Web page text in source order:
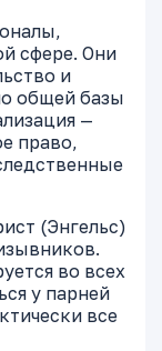
сфере. Они
и
общей базы
—
право,
(Энгельс)
во всех
у парней
все